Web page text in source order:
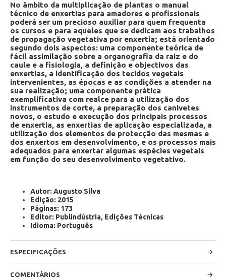
No âmbito da multiplicação de plantas o manual
técnico de enxertias para amadores e profissionais
poderá ser um precioso auxiliar para quem frequenta
os cursos e para aqueles que se dedicam aos trabalhos
de propagação vegetativa por enxertia; está orientado
segundo dois aspectos: uma componente teórica de
fácil assimilação sobre a organografia da raiz e do
caule e a fisiologia, a definição e objectivos das
enxertias, a identificação dos tecidos vegetais
intervenientes, as épocas e as condições a atender na
sua realização; uma componente prática
exemplificativa com realce para a utilização dos
instrumentos de corte, a preparação dos canivetes
novos, o estudo e execução dos principais processos
de enxertia, as enxertias de aplicação especializada, a
utilização dos elementos de protecção das mesmas e
dos enxertos em desenvolvimento, e os processos mais
adequados para enxertar algumas espécies vegetais
em função do seu desenvolvimento vegetativo.
Autor: Augusto Silva
Edição: 2015
Páginas: 173
Editor: Publindústria, Edições Técnicas
Idioma: Português
ESPECIFICAÇÕES
COMENTÁRIOS